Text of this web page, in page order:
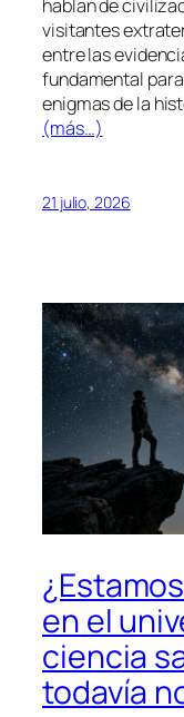
hablan de
visitantes
entre las
fundamental
enigmas de la
(más…)
21 julio, 2026
en el
ciencia
todavía